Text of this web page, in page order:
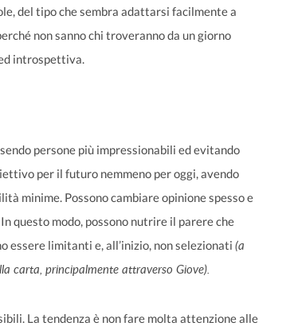
del tipo che sembra adattarsi facilmente a
non sanno chi troveranno da un giorno
introspettiva.
persone più impressionabili ed evitando
per il futuro nemmeno per oggi, avendo
minime. Possono cambiare opinione spesso e
questo modo, possono nutrire il parere che
limitanti e, all’inizio, non selezionati (a
carta, principalmente attraverso Giove).
La tendenza è non fare molta attenzione alle